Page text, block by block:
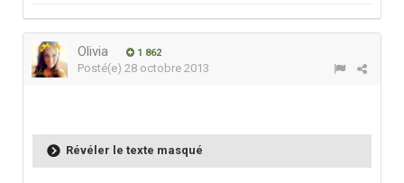
Olivia 1 862
Posté(e) 28 octobre 2013
Révéler le texte masqué